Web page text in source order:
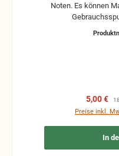
Noten. Es können
5,00 €
Preise inkl.
In